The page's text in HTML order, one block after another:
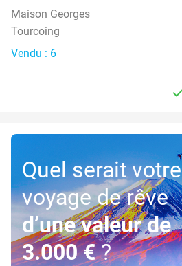
Maison Georges
Tourcoing
Vendu : 6
Quel serait votre
voyage de rêve
d’une valeur de
3.000 €?